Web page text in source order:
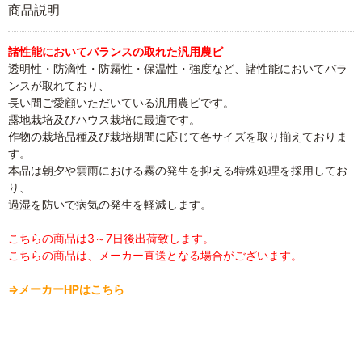
商品説明
諸性能においてバランスの取れた汎用農ビ
透明性・防滴性・防霧性・保温性・強度など、諸性能においてバラ
ンスが取れており、
長い間ご愛顧いただいている汎用農ビです。
露地栽培及びハウス栽培に最適です。
作物の栽培品種及び栽培期間に応じて各サイズを取り揃えておりま
す。
本品は朝夕や雲雨における霧の発生を抑える特殊処理を採用してお
り、
過湿を防いで病気の発生を軽減します。
こちらの商品は3～7日後出荷致します。
こちらの商品は、メーカー直送となる場合がございます。
⇒メーカーHPはこちら